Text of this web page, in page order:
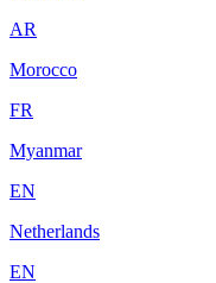
AR
Morocco
FR
Myanmar
EN
Netherlands
EN